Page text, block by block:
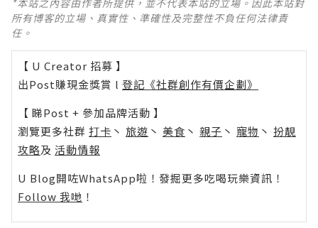
所有博客的立場、真實性、準確性及完整性不負任何法律責
任。
【 U Creator 招募 】
出Post賺現金獎賞 l 登記《社群創作有價企劃》
【 睇Post + 參加品牌活動 】
瀏覽更多社群 打卡 丶 旅遊 丶 美食 丶 親子 丶 寵物 丶 扮靚
攻略及 活動情報
U Blog開咗WhatsApp啦！發掘更多吃喝玩樂資訊！
Follow 我哋 ！